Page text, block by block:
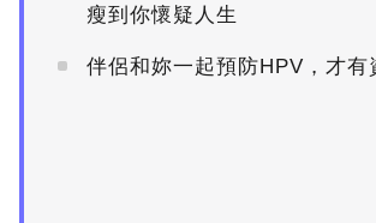
瘦到你懷疑人生
伴侶和妳一起預防HPV，才有